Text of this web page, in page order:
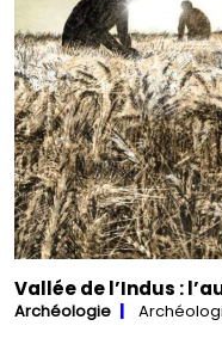
Vallée de l’Indus :
Archéologie